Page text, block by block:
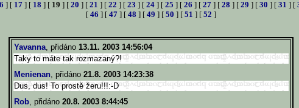
] [ 17 ] [ 18 ] [ 19 ] [ 20 ] [ 21 ] [ 22 ] [ 23 ] [ 24 ] [ 25 ] [ 26 ] [ 27 ] [ 28 ] [ 29 ] [ 30 ] [ 31 ] [
[ 46 ] [ 47 ] [ 48 ] [ 49 ] [ 50 ] [ 51 ] [ 52 ]
Yavanna, přidáno 13.11. 2003 14:56:04
Taky to máte tak rozmazaný?!
Menienan, přidáno 21.8. 2003 14:23:38
Dus, dus! To prostě žeru!!!:-D
Rob, přidáno 20.8. 2003 8:44:45